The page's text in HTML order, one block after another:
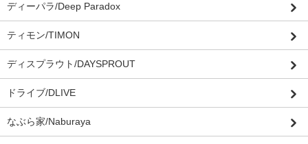
ディーパラ/Deep Paradox
ティモン/TIMON
ディスプラウト/DAYSPROUT
ドライブ/DLIVE
なぶら家/Naburaya